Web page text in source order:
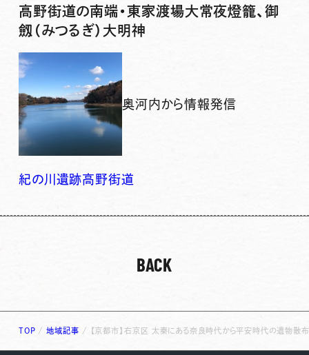
高野街道の南端・東家渡場大常夜燈籠、御
劔（みつるぎ）大明神
奥河内から情報発信
紀の川 遺跡高野街道
BACK
TOP /地域記事 / 【京都市】右京区 太秦にある奈良時代から平安時代の遺物散布